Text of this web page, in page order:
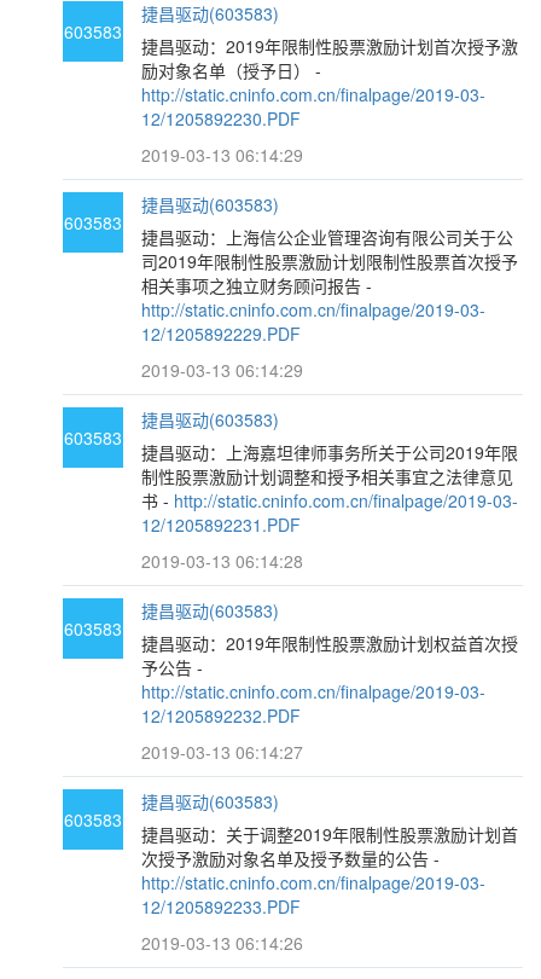
603583
捷昌驱动(603583)
捷昌驱动：2019年限制性股票激励计划首次授予激
励对象名单（授予日） -
http://static.cninfo.com.cn/finalpage/2019-03-
12/1205892230.PDF
2019-03-13 06:14:29
603583
捷昌驱动(603583)
捷昌驱动：上海信公企业管理咨询有限公司关于公
司2019年限制性股票激励计划限制性股票首次授予
相关事项之独立财务顾问报告 -
http://static.cninfo.com.cn/finalpage/2019-03-
12/1205892229.PDF
2019-03-13 06:14:29
603583
捷昌驱动(603583)
捷昌驱动：上海嘉坦律师事务所关于公司2019年限
制性股票激励计划调整和授予相关事宜之法律意见
书 - http://static.cninfo.com.cn/finalpage/2019-03-
12/1205892231.PDF
2019-03-13 06:14:28
603583
捷昌驱动(603583)
捷昌驱动：2019年限制性股票激励计划权益首次授
予公告 -
http://static.cninfo.com.cn/finalpage/2019-03-
12/1205892232.PDF
2019-03-13 06:14:27
603583
捷昌驱动(603583)
捷昌驱动：关于调整2019年限制性股票激励计划首
次授予激励对象名单及授予数量的公告 -
http://static.cninfo.com.cn/finalpage/2019-03-
12/1205892233.PDF
2019-03-13 06:14:26